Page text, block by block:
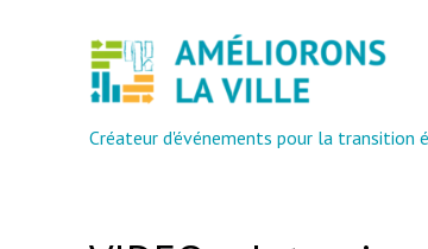
Créateur d'événements pour la transition